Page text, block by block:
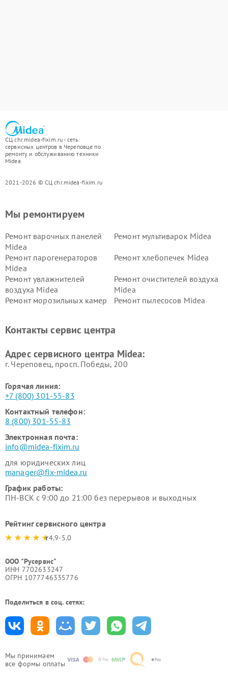
СЦ chr.midea-fixim.ru - сеть
сервисных центров в Череповце по
ремонту и обслуживанию техники
Midea
2021-2026 © СЦ chr.midea-fixim.ru
Мы принимаем
все формы оплаты
Мы ремонтируем
Ремонт варочных панелей
Midea
Ремонт мультиварок Midea
Ремонт парогенераторов
Midea
Ремонт хлебопечек Midea
Ремонт увлажнителей
воздуха Midea
Ремонт очистителей воздуха
Midea
Ремонт морозильных камер
Ремонт пылесосов Midea
пылесосов Midea
Midea
Контакты сервис центра
Адрес сервисного центра Midea:
г. Череповец, просп. Победы, 200
Горячая линия:
+7 (800) 301-55-83
Контактный телефон:
8 (800) 301-55-83
Электронная почта:
info@midea-fixim.ru
для юридических лиц
manager@fix-midea.ru
График работы:
ПН-ВСК с 9:00 до 21:00 без перерывов и выходных
Рейтинг сервисного центра
4.9-5.0
ООО "Русервис"
ИНН 7702633247
ОГРН 1077746335776
Поделиться в соц. сетях: